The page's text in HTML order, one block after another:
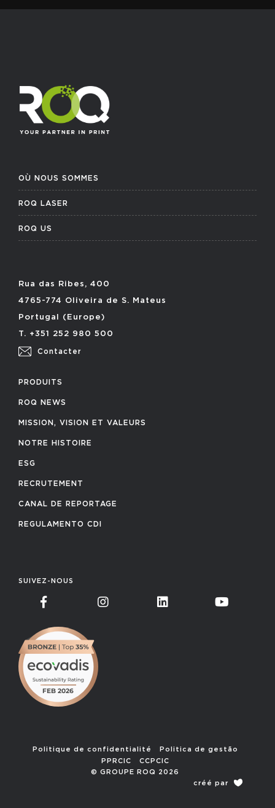
OÙ NOUS SOMMES
ROQ LASER
ROQ US
Rua das Ribes, 400
4765-774 Oliveira de S. Mateus
Portugal (Europe)
T. +351 252 980 500
Contacter
PRODUITS
ROQ NEWS
MISSION, VISION ET VALEURS
NOTRE HISTOIRE
ESG
RECRUTEMENT
CANAL DE REPORTAGE
REGULAMENTO CDI
SUIVEZ-NOUS
Politique de confidentialité
Politica de gestão
PPRCIC
CCPCIC
© GROUPE ROQ 2026
créé par